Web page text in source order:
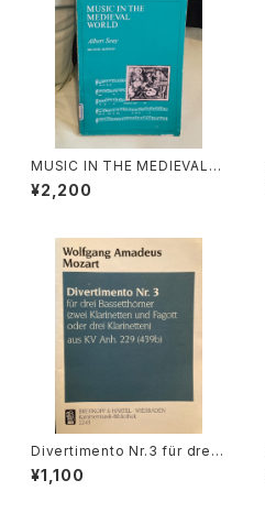
MUSIC IN THE MEDIEVAL
WORLD【著者：Albert Seay】
出版社：PRENTICE-HALL, IN
¥2,200
Divertimento Nr.3 für drei
Basetthörner(zwei klarinet
ten und Fagotto oder drei
¥1,100